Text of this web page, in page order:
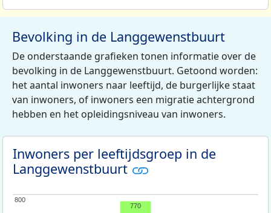
Bevolking in de Langgewenstbuurt
De onderstaande grafieken tonen informatie over de
bevolking in de Langgewenstbuurt. Getoond worden:
het aantal inwoners naar leeftijd, de burgerlijke staat
van inwoners, of inwoners een migratie achtergrond
hebben en het opleidingsniveau van inwoners.
Inwoners per leeftijdsgroep in de
Langgewenstbuurt
800
800
770